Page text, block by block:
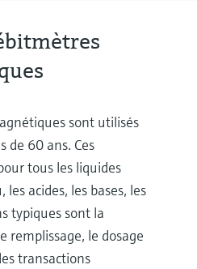
sont utilisés
de 60 ans. Ces
tous les liquides
acides, les bases, les
typiques sont la
remplissage, le dosage
transactions